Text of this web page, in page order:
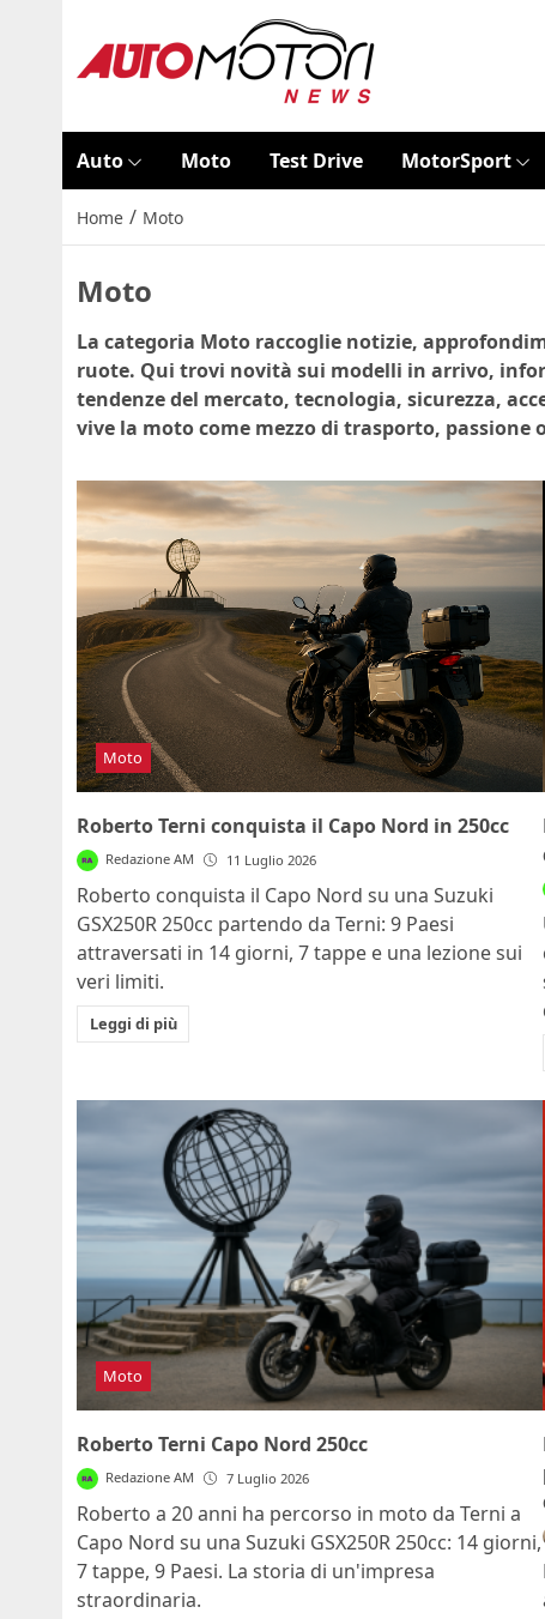
Auto Moto Test Drive MotorSport
Home / Moto
Moto
La categoria Moto raccoglie notizie,
ruote. Qui trovi novità sui modelli in arrivo,
tendenze del mercato, tecnologia, sicurezza,
vive la moto come mezzo di trasporto, passione
Moto
Roberto Terni conquista il Capo Nord in 250cc
Redazione AM 11 Luglio 2026
Roberto conquista il Capo Nord su una Suzuki
GSX250R 250cc partendo da Terni: 9 Paesi
attraversati in 14 giorni, 7 tappe e una lezione sui
veri limiti.
Leggi di più
Moto
Roberto Terni Capo Nord 250cc
Redazione AM 7 Luglio 2026
Roberto a 20 anni ha percorso in moto da Terni a
Capo Nord su una Suzuki GSX250R 250cc: 14 giorni,
7 tappe, 9 Paesi. La storia di un'impresa
straordinaria.